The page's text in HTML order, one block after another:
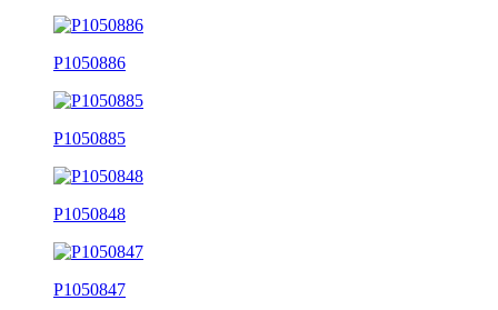
P1050886
P1050885
P1050848
P1050847